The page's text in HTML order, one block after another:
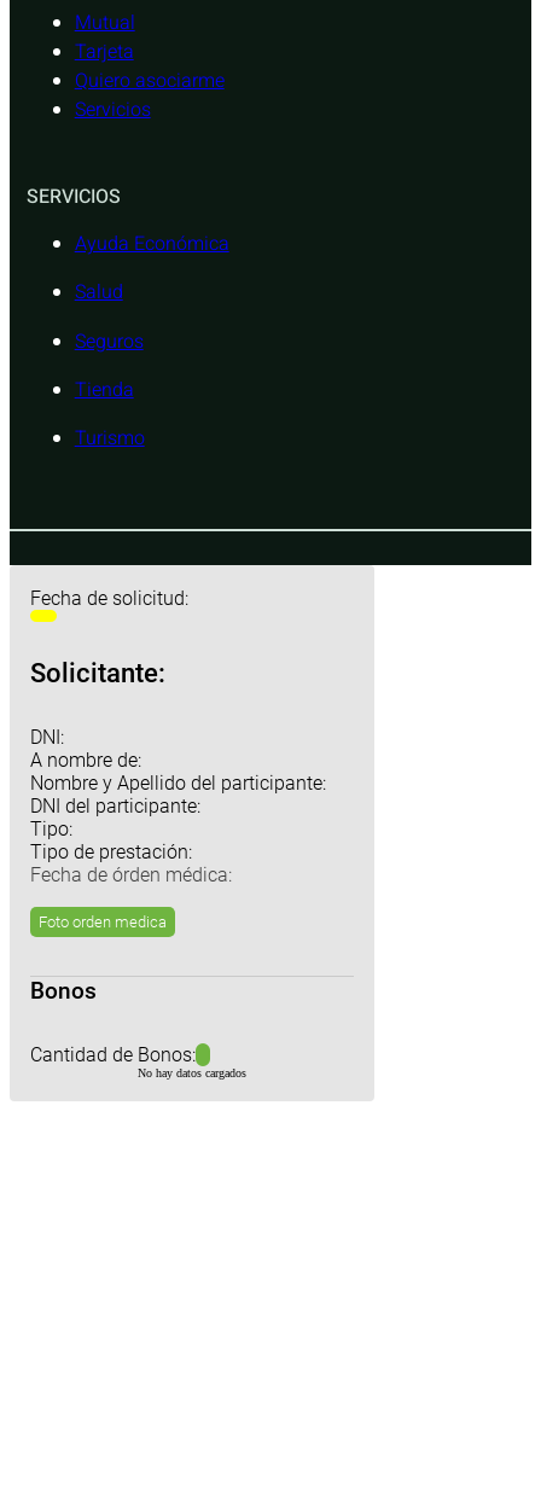
Mutual
Tarjeta
Quiero asociarme
Servicios
SERVICIOS
Ayuda Económica
Salud
Seguros
Tienda
Turismo
Fecha de solicitud:
Solicitante:
DNI:
A nombre de:
Nombre y Apellido del participante:
DNI del participante:
Tipo:
Tipo de prestación:
Fecha de órden médica:
Foto orden medica
Bonos
Cantidad de Bonos:
No hay datos cargados